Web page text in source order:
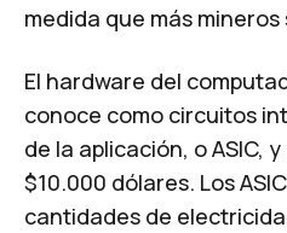
medida que más
El hardware del
conoce como circuitos
de la aplicación, o ASIC,
$10.000 dólares. Los
cantidades de